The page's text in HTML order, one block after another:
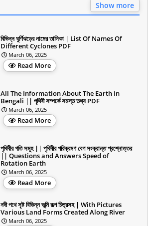
Show more
বিভিন্ন ঘূর্ণিঝড়ের নামের তালিকা | List Of Names Of
Different Cyclones PDF
March 06, 2025
Read More
All The Information About The Earth In
Bengali || পৃথিবী সম্পর্কে সমস্ত তথ্য PDF
March 06, 2025
Read More
পৃথিবীর গতি সমূহ || পৃথিবীর পরিক্রমণ বেগ সংক্রান্ত প্রশ্নোত্তর
|| Questions and Answers Speed of
Rotation Earth
March 06, 2025
Read More
নদী পথে সৃষ্ট বিভিন্ন ভূমি রূপ চিত্রসহ | With Pictures
Various Land Forms Created Along River
March 06, 2025